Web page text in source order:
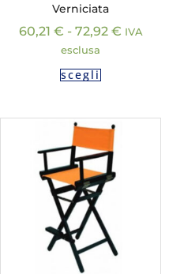
Verniciata
60,21 € - 72,92 € IVA
esclusa
scegli